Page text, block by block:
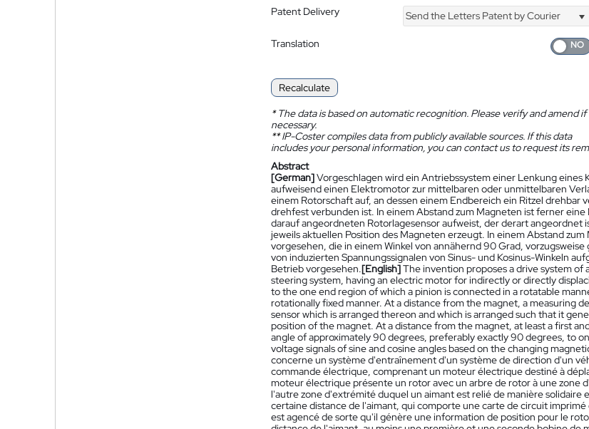
Patent Delivery Send the Letters Patent by Courier
Translation
Recalculate
*The data is based on automatic recognition. Please verify and amend if
necessary.
**IP-Coster compiles data from publicly available sources. If this data
includes your personal information, you can contact us to request its
Abstract
[German]Vorgeschlagen wird ein Antriebssystem einer Lenkung
aufweisend einen Elektromotor zur mittelbaren oder unmittelbaren
einem Rotorschaft auf, an dessen einem Endbereich ein Ritzel
drehfest verbunden ist. In einem Abstand zum Magneten ist ferner
darauf angeordneten Rotorlagesensor aufweist, der derart angeordnet
jeweils aktuellen Position des Magneten erzeugt. In einem Abstand
vorgesehen, die in einem Winkel von annähernd 90 Grad,
von induzierten Spannungssignalen von Sinus- und Kosinus-Winkeln
Betrieb vorgesehen.[English]The invention proposes a drive system
steering system, having an electric motor for indirectly or directly
to the one end region of which a pinion is connected in a rotatable
rotationally fixed manner. At a distance from the magnet, a measuring
sensor which is arranged thereon and which is arranged such that it
position of the magnet. At a distance from the magnet, at least a first
angle of approximately 90 degrees, preferably exactly 90 degrees, to
voltage signals of sine and cosine angles based on the changing
concerne un système d'entraînement d'un système de direction d'un
commande électrique, comprenant un moteur électrique destiné à
moteur électrique présente un rotor avec un arbre de rotor à une
l'autre zone d'extrémité duquel un aimant est relié de manière
certaine distance de l'aimant, qui comporte une carte de circuit
est agencé de sorte qu'il génère une information de position pour le